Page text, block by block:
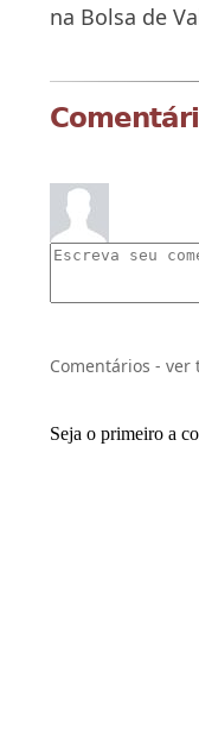
na Bolsa de
Comentários - ver
Seja o primeiro a